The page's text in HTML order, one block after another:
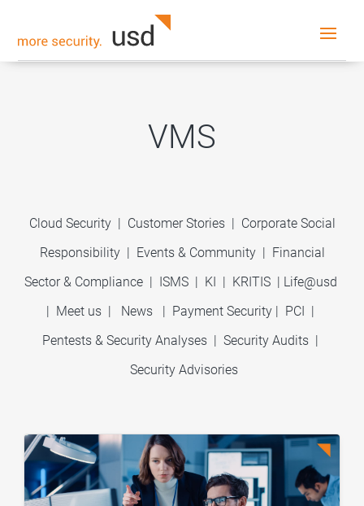
VMS
Cloud Security | Customer Stories| Corporate Social
Responsibility| Events & Community | Financial
Sector & Compliance| ISMS| KI | KRITIS| Life@usd
| Meet us | News | Payment Security | PCI |
Pentests & Security Analyses | Security Audits |
Security Advisories